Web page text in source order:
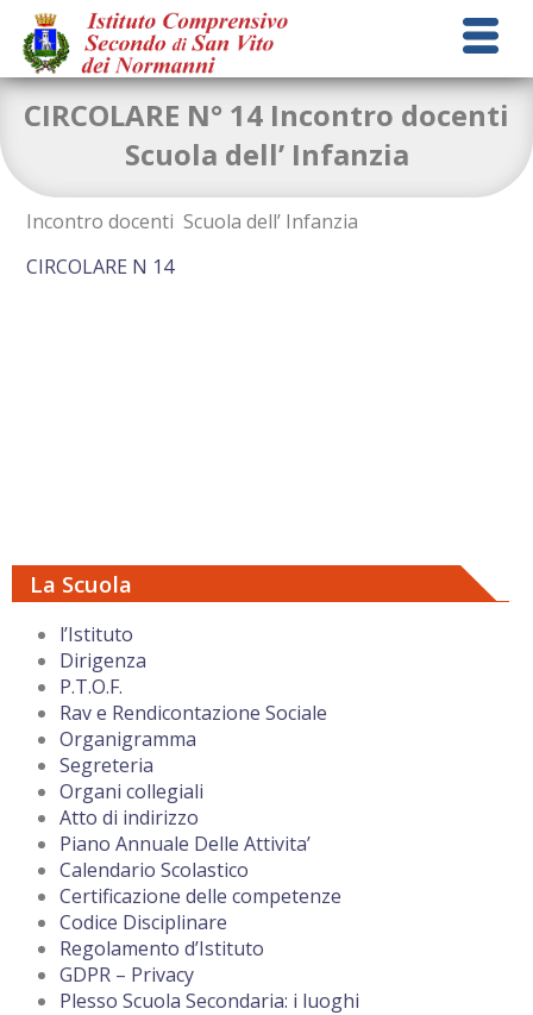
La Scuola
l’Istituto
Dirigenza
P.T.O.F.
Rav e Rendicontazione Sociale
Organigramma
Segreteria
Organi collegiali
Atto di indirizzo
Piano Annuale Delle Attivita’
Calendario Scolastico
Certificazione delle competenze
Codice Disciplinare
Regolamento d’Istituto
GDPR – Privacy
Plesso Scuola Secondaria: i luoghi
CIRCOLARE N° 14 Incontro docenti
Scuola dell’ Infanzia
Incontro docenti Scuola dell’ Infanzia
CIRCOLARE N 14